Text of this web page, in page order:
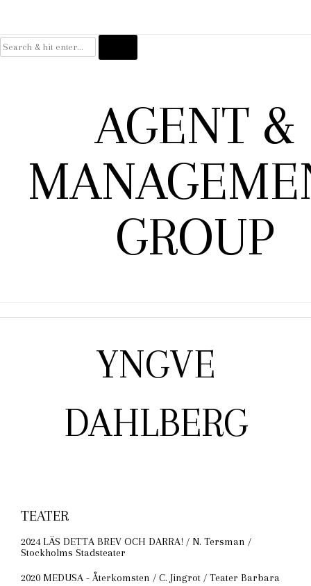
content
AGENT &
GROUP
YNGVE
DAHLBERG
TEATER
2024 LÄS DETTA BREV OCH DARRA! / N. Tersman /
Stockholms Stadsteater
2020 MEDUSA - Återkomsten / C. Jingrot / Teater Barbara